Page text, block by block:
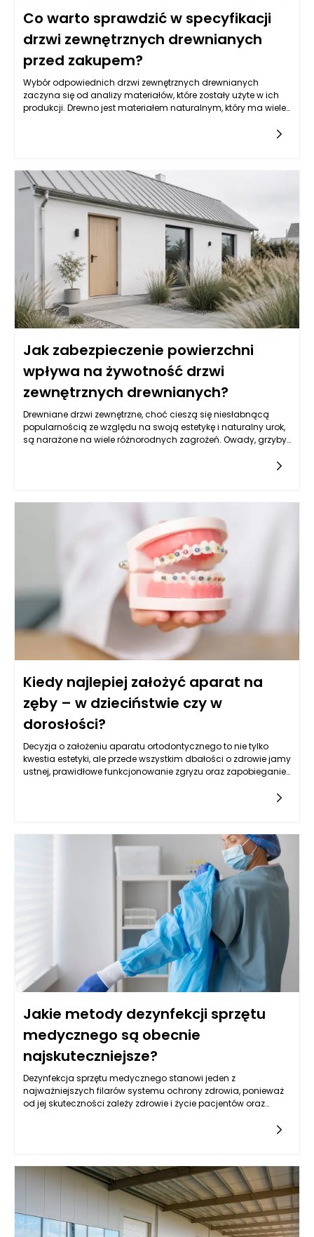
Co warto sprawdzić w specyfikacji
drzwi zewnętrznych drewnianych
przed zakupem?
Wybór odpowiednich drzwi zewnętrznych drewnianych
zaczyna się od analizy materiałów, które zostały użyte w ich
produkcji. Drewno jest materiałem naturalnym, który ma wiele
najczęściej jest poddawana impregnacji, by zwiększyć jej
odporność na warunki atmosferyczne. Dąb to materiał
niezwykle trwały i odporny na uszkodzenia, ale ceny takich
drzwi mogą być znacznie wyższe. Merbau i teak wyróżniają się
dużą odpornością na wilgoć i są często stosowane w
regionach o trudnych warunkach klimatycznych. Warto
zwrócić uwagę, czy producent drzwi zewnętrznych stosuje
odpowiednie impregnaty i lakiery, które będą chronić drewno
przed szkodliwymi czynnikami zewnętrznymi, takimi jak
promieniowanie UV czy wilgoć.
Jak zabezpieczenie powierzchni
wpływa na żywotność drzwi
zewnętrznych drewnianych?
Drewniane drzwi zewnętrzne, choć cieszą się niesłabnącą
popularnością ze względu na swoją estetykę i naturalny urok,
są narażone na wiele różnorodnych zagrożeń. Owady, grzyby,
odpowiedniego zabezpieczenia tych powierzchni, pojawiają
się problemy takie jak odkształcenie, pęknięcia czy nadmierna
wilgotność, które prowadzą do niszczenia struktury drzwi.
Warto również pamiętać, że producent drzwi zewnętrznych
powinien dostarczyć nie tylko estetyczny produkt, ale także
zabezpieczony przed presją czasu, co jest kluczowe dla
długowieczności tych konstrukcji.
Kiedy najlepiej założyć aparat na
zęby – w dzieciństwie czy w
dorosłości?
Decyzja o założeniu aparatu ortodontycznego to nie tylko
kwestia estetyki, ale przede wszystkim dbałości o zdrowie jamy
ustnej, prawidłowe funkcjonowanie zgryzu oraz zapobieganie
Wybór odpowiedniego momentu leczenia wymaga dokładnej
produkty oferuje szeroką gamę rozwiązań, które umożliwiają
skuteczną terapię zarówno u dzieci, jak i u dorosłych, dlatego
ważne jest, aby zrozumieć, jakie korzyści i wyzwania wiążą się
z rozpoczęciem leczenia w różnych etapach życia.
Odpowiednio wczesna konsultacja z ortodontą pozwala nie
tylko uniknąć powikłań, ale także skrócić czas leczenia, dzięki
czemu efekty mogą być trwalsze i bardziej satysfakcjonujące.
Jakie metody dezynfekcji sprzętu
medycznego są obecnie
najskuteczniejsze?
Dezynfekcja sprzętu medycznego stanowi jeden z
najważniejszych filarów systemu ochrony zdrowia, ponieważ
od jej skuteczności zależy zdrowie i życie pacjentów oraz
tym obszarze mogą prowadzić do poważnych konsekwencji,
dezynfekcji wykracza poza proste stosowanie środków
chemicznych – łączy wiedzę z zakresu mikrobiologii,
rygorystyczne procedury sanitarne oraz innowacyjne
technologie, które wspierają skuteczne usuwanie patogenów.
Niezastąpione okazują się tutaj płyny do dezynfekcji urządzeń,
które pozwalają utrzymać wysoki poziom higieny i zgodność z